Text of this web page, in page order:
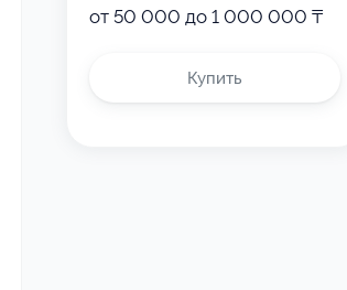
от 50 000 до 1 000 000 ₸
Купить